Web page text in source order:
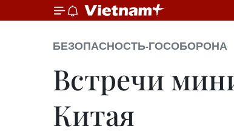
БЕЗОПАСНОСТЬ-ГОСОБОРОНА
Встречи
Китая